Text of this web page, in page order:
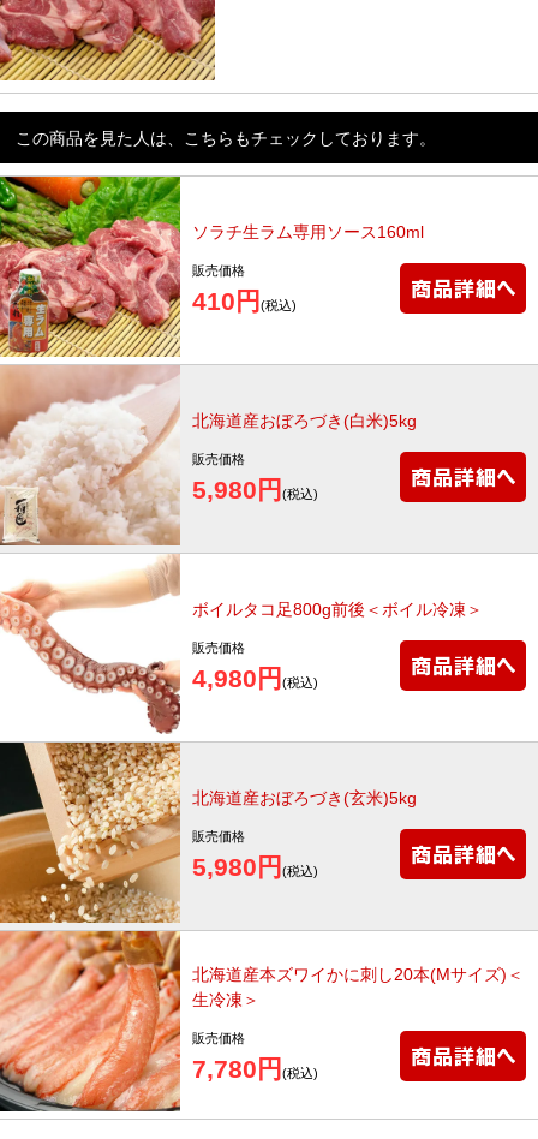
この商品を見た人は、こちらもチェックしております。
ソラチ生ラム専用ソース160ml
販売価格
410円 (税込)
北海道産おぼろづき(白米)5kg
販売価格
5,980円 (税込)
ボイルタコ足800g前後＜ボイル冷凍＞
販売価格
4,980円 (税込)
北海道産おぼろづき(玄米)5kg
販売価格
5,980円 (税込)
北海道産本ズワイかに刺し20本(Mサイズ)＜
生冷凍＞
販売価格
7,780円 (税込)